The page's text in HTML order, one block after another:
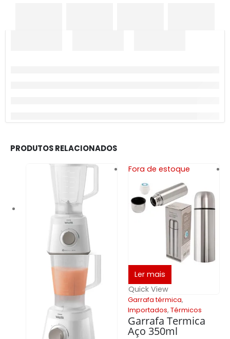
PRODUTOS RELACIONADOS
Fora de estoque
Ler mais
Quick View
Garrafa térmica,
Importados, Térmicos
Garrafa Termica
Aço 350ml